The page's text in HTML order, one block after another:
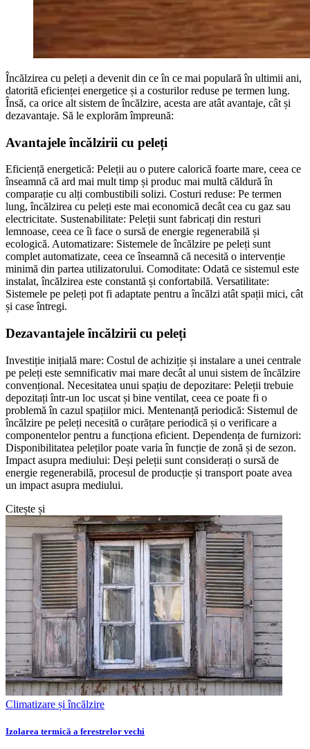
Încălzirea cu peleți a devenit din ce în ce mai populară în ultimii ani,
datorită eficienței energetice și a costurilor reduse pe termen lung.
Însă, ca orice alt sistem de încălzire, acesta are atât avantaje, cât și
dezavantaje. Să le explorăm împreună:
Avantajele încălzirii cu peleți
Eficiență energetică: Peleții au o putere calorică foarte mare, ceea ce
înseamnă că ard mai mult timp și produc mai multă căldură în
comparație cu alți combustibili solizi. Costuri reduse: Pe termen
lung, încălzirea cu peleți este mai economică decât cea cu gaz sau
electricitate. Sustenabilitate: Peleții sunt fabricați din resturi
lemnoase, ceea ce îi face o sursă de energie regenerabilă și
ecologică. Automatizare: Sistemele de încălzire pe peleți sunt
complet automatizate, ceea ce înseamnă că necesită o intervenție
minimă din partea utilizatorului. Comoditate: Odată ce sistemul este
instalat, încălzirea este constantă și confortabilă. Versatilitate:
Sistemele pe peleți pot fi adaptate pentru a încălzi atât spații mici, cât
și case întregi.
Dezavantajele încălzirii cu peleți
Investiție inițială mare: Costul de achiziție și instalare a unei centrale
pe peleți este semnificativ mai mare decât al unui sistem de încălzire
convențional. Necesitatea unui spațiu de depozitare: Peleții trebuie
depozitați într-un loc uscat și bine ventilat, ceea ce poate fi o
problemă în cazul spațiilor mici. Mentenanță periodică: Sistemul de
încălzire pe peleți necesită o curățare periodică și o verificare a
componentelor pentru a funcționa eficient. Dependența de furnizori:
Disponibilitatea peleților poate varia în funcție de zonă și de sezon.
Impact asupra mediului: Deși peleții sunt considerați o sursă de
energie regenerabilă, procesul de producție și transport poate avea
un impact asupra mediului.
Citește și
Climatizare și încălzire
Izolarea termică a ferestrelor vechi